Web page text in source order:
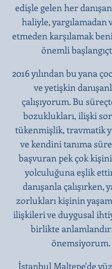
edişle gelen her
haliyle, yargılamadan
etmeden karşılamak
önemli
2016 yılından bu yana
ve yetişkin
çalışıyorum. Bu
bozuklukları, ilişki
tükenmişlik, travmatik
ve kendini tanıma
başvuran pek çok
yolculuğuna eşlik
danışanla çalışırken,
zorlukları kişinin
ilişkileri ve duygusal
birlikte
önemsiyorum.
İstanbul Maltepe'de